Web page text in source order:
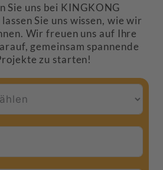
Sie uns bei KINGKONG
Sie uns wissen, wie wir
Wir freuen uns auf Ihre
gemeinsam spannende
zu starten!